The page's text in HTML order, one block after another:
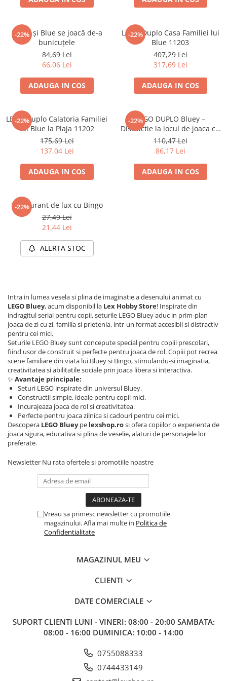
Final Girl - solo game
Miniaturi Arkham Horror
Miniaturi HEROCLIX
Accesorii pentru boardgames
Protectii carti (Sleeves)
Deck Boxes/Cutii pentru carti
Portofolii/ Clasoare pentru carti
The Army Painter
Carti de joc
Alte produse Hobby
Merch Lex Hobby Store
Pop Culture
Geek Stuff
Figurine
Cani/Pahare
Brelocuri
Plusuri si papusi
Decoratiuni
Carti
Fesuri
Studio Ghibli/My Neighbor
Totoro/Kiki etc
Minecraft
Carnetele
Dragon Ball
Lord of The Rings
Stranger Things
Retro Arcade – Jocuri, Console si
-22%
Bingo și Blue se joacă de-a
bunicuțele
84,69 Lei
66,06 Lei
ADAUGA IN COS
-22%
LEGO Duplo Casa Familiei lui
Blue 11203
407,29 Lei
317,69 Lei
ADAUGA IN COS
-22%
LEGO Duplo Calatoria Familiei
lui Blue la Plaja 11202
175,69 Lei
137,04 Lei
ADAUGA IN COS
-22%LEGO DUPLO Bluey –
Distractie la locul de joaca cu
Blue si Chloe 11201
110,47 Lei
86,17 Lei
ADAUGA IN COS
-22%
Restaurant de lux cu Bingo
27,49 Lei
21,44 Lei
ALERTA STOC
Intra in lumea vesela si plina de imaginatie a desenului animat cu
LEGO Bluey, acum disponibil la Lex Hobby Store! Inspirate din
indragitul serial pentru copii, seturile LEGO Bluey aduc in prim-plan
joaca de zi cu zi, familia si prietenia, intr-un format accesibil si distractiv
pentru cei mici.
Seturile LEGO Bluey sunt concepute special pentru copiii prescolari,
fiind usor de construit si perfecte pentru joaca de rol. Copiii pot recrea
scene familiare din viata lui Bluey si Bingo, stimulandu-si imaginatia,
creativitatea si abilitatile sociale prin joaca libera si interactiva.
✨ Avantaje principale:
Seturi LEGO inspirate din universul Bluey.
Constructii simple, ideale pentru copii mici.
Incurajeaza joaca de rol si creativitatea.
Perfecte pentru joaca zilnica si cadouri pentru cei mici.
Descopera LEGO Blueype lexshop.rosi ofera copiilor o experienta de
joaca sigura, educativa si plina de veselie, alaturi de personajele lor
preferate.
Newsletter Nu rata ofertele si promotiile noastre
Vreau sa primesc newsletter cu promotiile
magazinului. Afla mai multe in Politica de
Confidentialitate
MAGAZINUL MEU
CLIENTI
DATE COMERCIALE
SUPORT CLIENTI LUNI - VINERI: 08:00 - 20:00 SAMBATA:
08:00 - 16:00 DUMINICA: 10:00 - 14:00
0755088333
0744433149